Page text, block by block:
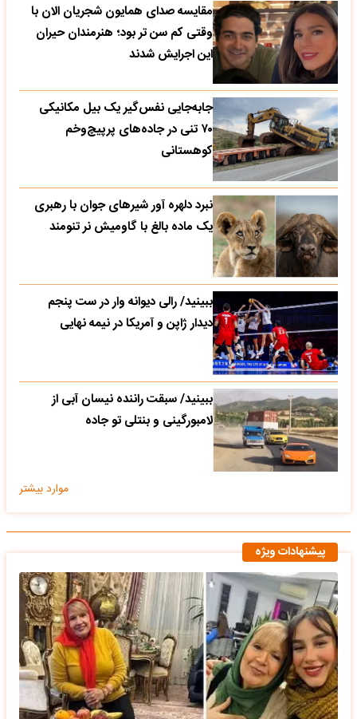
مقایسه صدای همایون شجریان الان با
وقتی کم سن تر بود؛ هنرمندان حیران
این اجرایش شدند
جابه‌جایی نفس‌گیر یک بیل مکانیکی
۷۰ تنی در جاده‌های پرپیچ‌وخم
کوهستانی
نبرد دلهره آور شیرهای جوان با رهبری
یک ماده بالغ با گاومیش نر تنومند
ببینید/ رالی دیوانه وار در ست پنجم
دیدار ژاپن و آمریکا در نیمه نهایی
ببینید/ سبقت راننده نیسان آبی از
لامبورگینی و بنتلی تو جاده
موارد بیشتر
پیشنهادات ویژه